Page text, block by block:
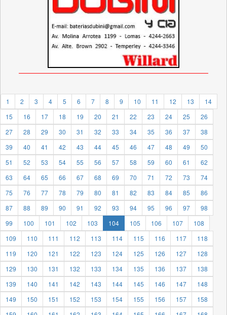
1 2 3 4 5 6 7 8 9 10 11 12 13
14
15
16 17 18 19 20 21 22 23 24 25
26
27
28 29 30 31 32 33 34 35 36 37
38
39
40 41 42 43 44 45 46 47 48 49
50
51
52 53 54 55 56 57 58 59 60 61
62
63
64 65 66 67 68 69 70 71 72 73
74
75
76 77 78 79 80 81 82 83 84 85
86
87
88 89 90 91 92 93 94 95 96 97
98
99
100 101 102 103 104 105 106 107
108
109
110 111 112 113 114 115 116 117
118
119
120 121 122 123 124 125 126 127
128
129
130 131 132 133 134 135 136 137
138
139
140 141 142 143 144 145 146 147
148
149
150 151 152 153 154 155 156 157
158